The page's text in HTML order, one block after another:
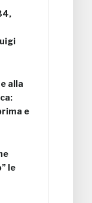
alla
e
le